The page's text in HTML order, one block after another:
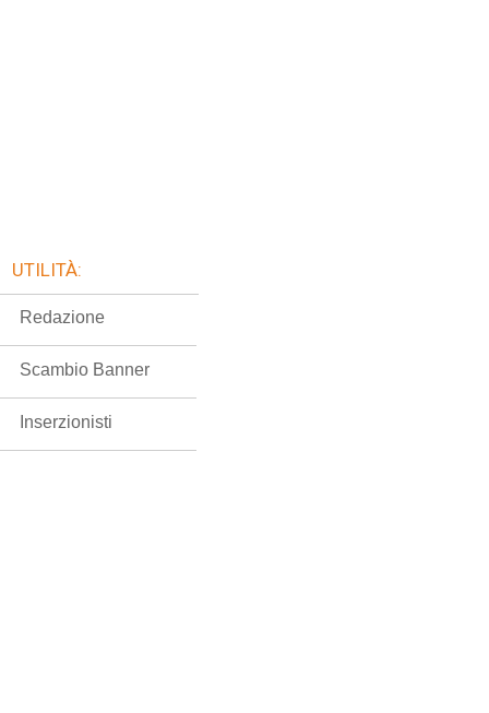
UTILITÀ:
Redazione
Scambio Banner
Inserzionisti